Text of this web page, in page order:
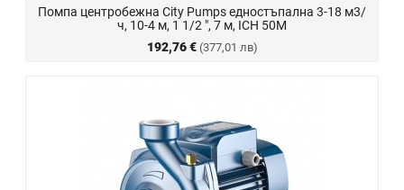
Помпа центробежна City Pumps едностъпална 3-18 м3/
ч, 10-4 м, 1 1/2 ", 7 м, ICH 50M
192,76 € (377,01 лв)